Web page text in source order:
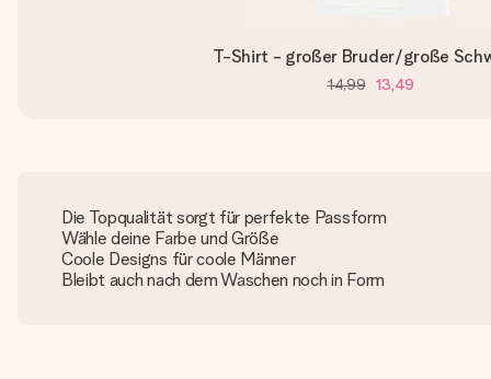
T-Shirt - großer Bruder/große
14,99 13,49
Die Topqualität sorgt für perfekte Passform
Wähle deine Farbe und Größe
Coole Designs für coole Männer
Bleibt auch nach dem Waschen noch in Form